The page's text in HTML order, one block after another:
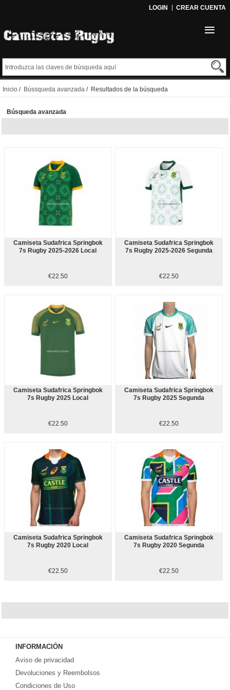
LOGIN CREAR CUENTA
Inicio / Bússqueda avanzada / Resultados de la búsqueda
Búsqueda avanzada
Camiseta Sudafrica Springbok
7s Rugby 2025-2026 Local
€22.50
Camiseta Sudafrica Springbok
7s Rugby 2025-2026 Segunda
€22.50
Camiseta Sudafrica Springbok
7s Rugby 2025 Local
€22.50
Camiseta Sudafrica Springbok
7s Rugby 2025 Segunda
€22.50
Camiseta Sudafrica Springbok
7s Rugby 2020 Local
€22.50
Camiseta Sudafrica Springbok
7s Rugby 2020 Segunda
€22.50
INFORMACIÓN
Aviso de privacidad
Devoluciones y Reembolsos
Condiciones de Uso